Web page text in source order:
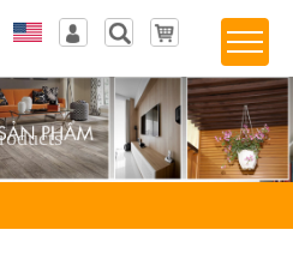
EnglishWishlist